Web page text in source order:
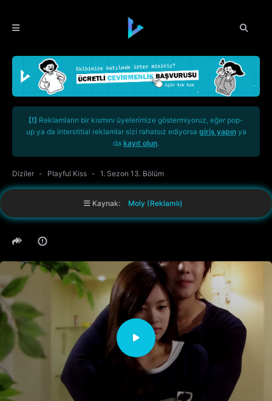
[!] Reklamların bir kısmını üyelerimize göstermiyoruz, eğer pop-
up ya da interstitial reklamlar sizi rahatsız ediyorsa giriş yapınya
da kayıt olun.
Diziler Playful Kiss 1. Sezon 13. Bölüm
Kaynak: Moly (Reklamlı)